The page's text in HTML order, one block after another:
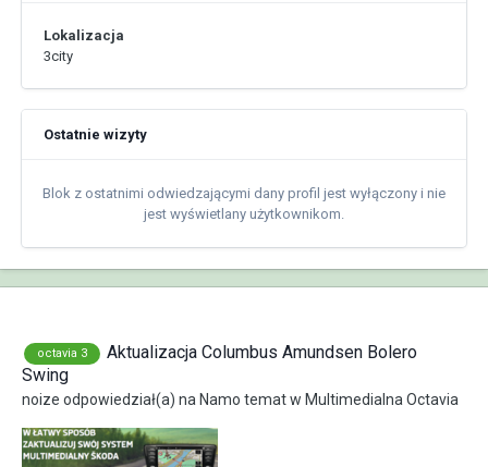
Lokalizacja
3city
Ostatnie wizyty
Blok z ostatnimi odwiedzającymi dany profil jest wyłączony i nie
jest wyświetlany użytkownikom.
octavia 3
Aktualizacja Columbus Amundsen Bolero
Swing
noize odpowiedział(a) na Namo temat w Multimedialna Octavia